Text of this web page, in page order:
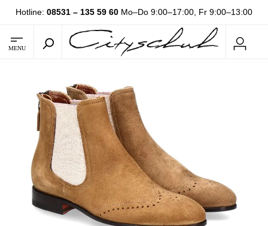
Hotline: 08531 – 135 59 60 Mo–Do 9:00–17:00, Fr 9:00–13:00
MENU